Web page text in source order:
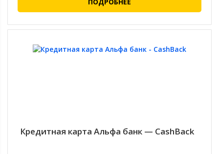
ПОДРОБНЕЕ
Кредитная карта Альфа банк — CashBack